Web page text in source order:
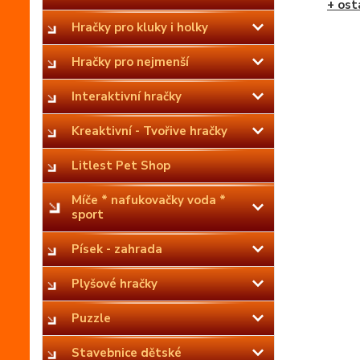
Hračky pro kluky i holky
Hračky pro nejmenší
Interaktivní hračky
Kreaktivní - Tvořive hračky
Litlest Pet Shop
Míče * nafukovačky voda *
sport
Písek - zahrada
Plyšové hračky
Puzzle
Stavebnice dětské
+